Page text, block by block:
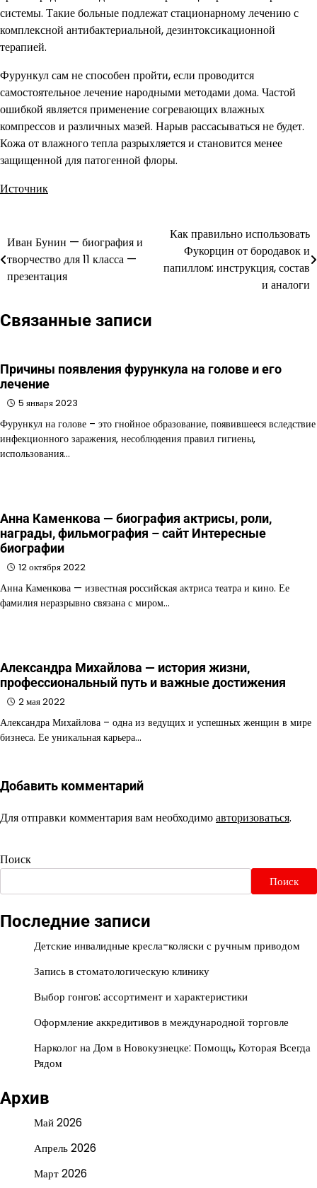
системы. Такие больные подлежат стационарному лечению с
комплексной антибактериальной, дезинтоксикационной
терапией.
Фурункул сам не способен пройти, если проводится
самостоятельное лечение народными методами дома. Частой
ошибкой является применение согревающих влажных
компрессов и различных мазей. Нарыв рассасываться не будет.
Кожа от влажного тепла разрыхляется и становится менее
защищенной для патогенной флоры.
Источник
Навигация
по
записям
Иван Бунин — биография и
творчество для 11 класса —
презентация
Как правильно использовать
Фукорцин от бородавок и
папиллом: инструкция, состав
и аналоги
Связанные записи
Причины появления фурункула на голове и его
лечение
5 января 2023
Фурункул на голове – это гнойное образование, появившееся вследствие
инфекционного заражения, несоблюдения правил гигиены,
использования…
Анна Каменкова — биография актрисы, роли,
награды, фильмография – сайт Интересные
биографии
12 октября 2022
Анна Каменкова — известная российская актриса театра и кино. Ее
фамилия неразрывно связана с миром…
Александра Михайлова — история жизни,
профессиональный путь и важные достижения
2 мая 2022
Александра Михайлова – одна из ведущих и успешных женщин в мире
бизнеса. Ее уникальная карьера…
Добавить комментарий
Для отправки комментария вам необходимоавторизоваться.
Поиск
Поиск
Последние записи
Детские инвалидные кресла-коляски с ручным приводом
Запись в стоматологическую клинику
Выбор гонгов: ассортимент и характеристики
Оформление аккредитивов в международной торговле
Нарколог на Дом в Новокузнецке: Помощь, Которая Всегда
Рядом
Архив
Май 2026
Апрель 2026
Март 2026